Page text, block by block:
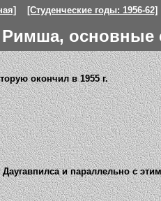
[Студенческие годы: 1956-62]
основные
окончил в 1955 г.
и параллельно с